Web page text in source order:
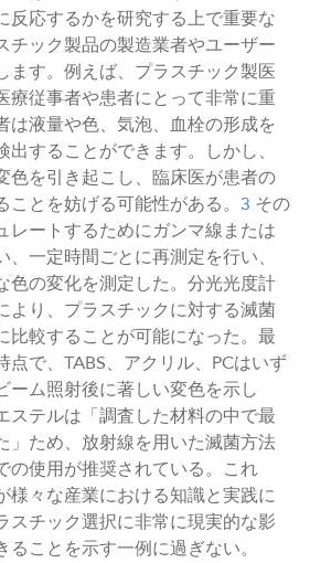
反応するかを研究する上で重要な
チック製品の製造業者やユーザー
ます。例えば、プラスチック製医
療従事者や患者にとって非常に重
は液量や色、気泡、血栓の形成を
することができます。しかし、
色を引き起こし、臨床医が患者の
とを妨げる可能性がある。 3 その
レートするためにガンマ線または
一定時間ごとに再測定を行い、
色の変化を測定した。分光光度計
より、プラスチックに対する滅菌
比較することが可能になった。最
点で、TABS、アクリル、PCはいず
ーム照射後に著しい変色を示し
ステルは「調査した材料の中で最
」ため、放射線を用いた滅菌方法
の使用が推奨されている。これ
様々な産業における知識と実践に
スチック選択に非常に現実的な影
ことを示す一例に過ぎない。